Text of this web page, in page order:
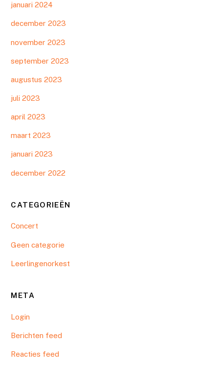
januari 2024
december 2023
november 2023
september 2023
augustus 2023
juli 2023
april 2023
maart 2023
januari 2023
december 2022
CATEGORIEËN
Concert
Geen categorie
Leerlingenorkest
META
Login
Berichten feed
Reacties feed